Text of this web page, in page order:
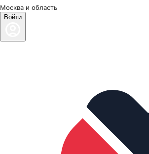
Москва и область
Войти